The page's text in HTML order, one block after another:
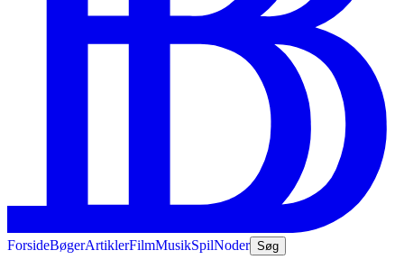
ForsideBøgerArtiklerFilmMusikSpilNoder Søg